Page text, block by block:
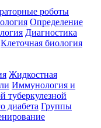
роботы
Определение
Диагностика
Клеточная биология
Жидкостная
Иммунология и
туберкулезной
диабета Группы